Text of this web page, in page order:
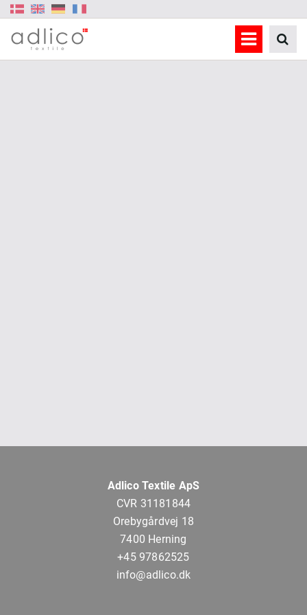
Adlico Textile ApS
CVR 31181844
Orebygårdvej 18
7400 Herning
+45 97862525
info@adlico.dk